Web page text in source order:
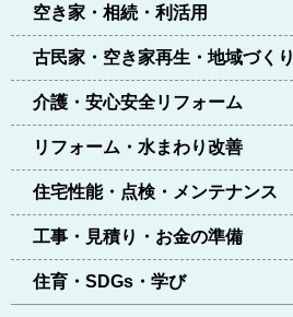
空き家・相続・利活用
古民家・空き家再生・地域づくり
介護・安心安全リフォーム
リフォーム・水まわり改善
住宅性能・点検・メンテナンス
工事・見積り・お金の準備
住育・SDGs・学び